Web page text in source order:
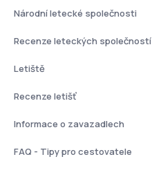
Národní letecké společnosti
Recenze leteckých společností
Letiště
Recenze letišť
Informace o zavazadlech
FAQ - Tipy pro cestovatele